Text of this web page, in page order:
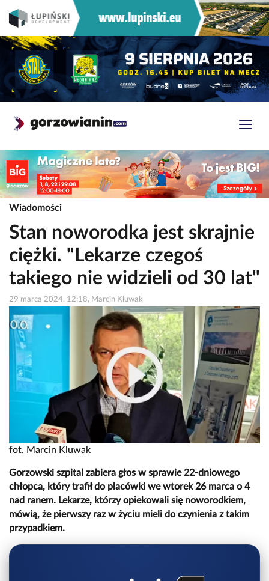
Wiadomości
Stan noworodka jest skrajnie
ciężki. "Lekarze czegoś
takiego nie widzieli od 30 lat"
29 marca 2024, 12:18, Marcin Kluwak
fot. Marcin Kluwak
Gorzowski szpital zabiera głos w sprawie 22-dniowego
chłopca, który trafił do placówki we wtorek 26 marca o 4
nad ranem. Lekarze, którzy opiekowali się noworodkiem,
mówią, że pierwszy raz w życiu mieli do czynienia z takim
przypadkiem.